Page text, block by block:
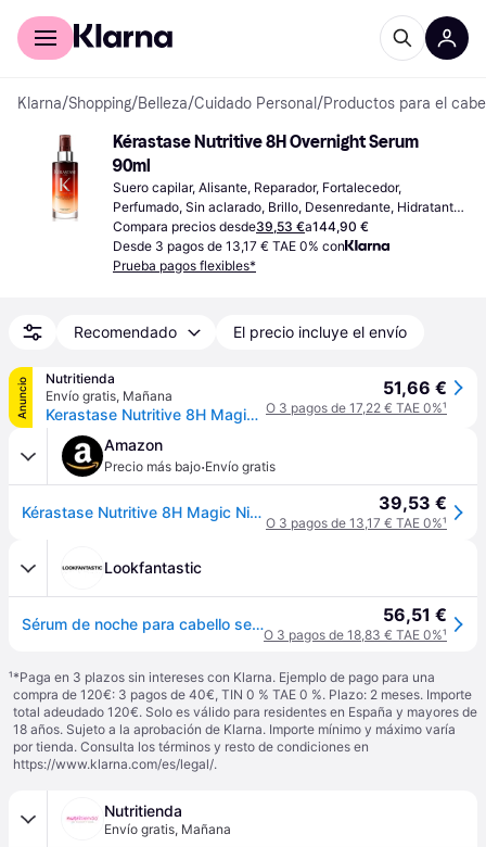
Comprar con Klarna
Klarna/Shopping/Belleza/Cuidado Personal /Productos para el
Kérastase Nutritive 8H Overnight Serum
90ml
Suero capilar, Alisante, Reparador, Fortalecedor,
Perfumado, Sin aclarado, Brillo, Desenredante, Hidratante,
Nutritivo, Suavizante, Volumen, Regenerador, Proteínas,
Vitaminas
Compara precios desde39,53 €a144,90 €
Desde 3 pagos de 13,17 € TAE 0% con
Prueba pagos flexibles*
Recomendado El precio incluye el envío
Anuncio
Nutritienda
Envío gratis, Mañana
Kerastase Nutritive 8H Magic Night Serum 90 ml
51,66 €
O 3 pagos de 17,22 € TAE 0%¹
Amazon
Precio más bajo·Envío gratis
Kérastase Nutritive 8H Magic Night Sérum Profesional Noche Pelo Seco 39,53 €
O 3 pagos de 13,17 € TAE 0%¹
Lookfantastic
Sérum de noche para cabello seco Nutritive 8h Magic de Kérastase (90ml) 56,51 €
O 3 pagos de 18,83 € TAE 0%¹
¹*Paga en 3 plazos sin intereses con Klarna. Ejemplo de pago para una
compra de 120€: 3 pagos de 40€, TIN 0 % TAE 0 %. Plazo: 2 meses. Importe
total adeudado 120€. Solo es válido para residentes en España y mayores de
18 años. Sujeto a la aprobación de Klarna. Importe mínimo y máximo varía
por tienda. Consulta los términos y resto de condiciones en
https://www.klarna.com/es/legal/.
Nutritienda
Envío gratis, Mañana